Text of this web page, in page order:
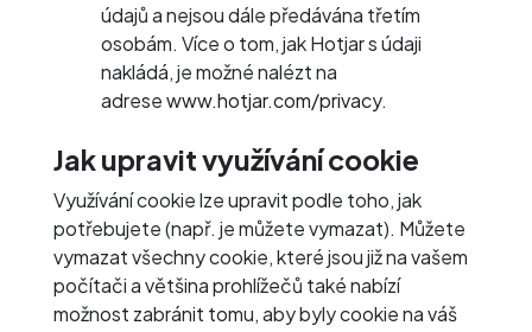
údajů a nejsou dále předávána třetím
osobám. Více o tom, jak Hotjar s údaji
nakládá, je možné nalézt na
adresewww.hotjar.com/privacy.
Jak upravit využívání cookie
Využívání cookie lze upravit podle toho, jak
potřebujete (např. je můžete vymazat). Můžete
vymazat všechny cookie, které jsou již na vašem
počítači a většina prohlížečů také nabízí
možnost zabránit tomu, aby byly cookie na váš